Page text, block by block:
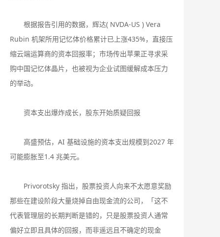
根据报告引用的数据，辉达( NVDA-US ) Vera
Rubin 机架所用记忆体价格累计已上涨435%，直接压
缩云端运算商的资本回报率；市场传出苹果正寻求采
购中国记忆体晶片，也被视为企业试图缓解成本压力
的举动。
资本支出爆炸成长，股东开始质疑回报
高盛预估，AI 基础设施的资本支出规模到2027 年
可能膨胀至1.4 兆美元。
Privorotsky 指出，股票投资人向来不太愿意奖励
那些在建设阶段大量烧掉自由现金流的公司，「这不
代表管理层的长期判断是错的，只是股票投资人通常
偏好立即且具体的回报，而非遥远且不确定的现金